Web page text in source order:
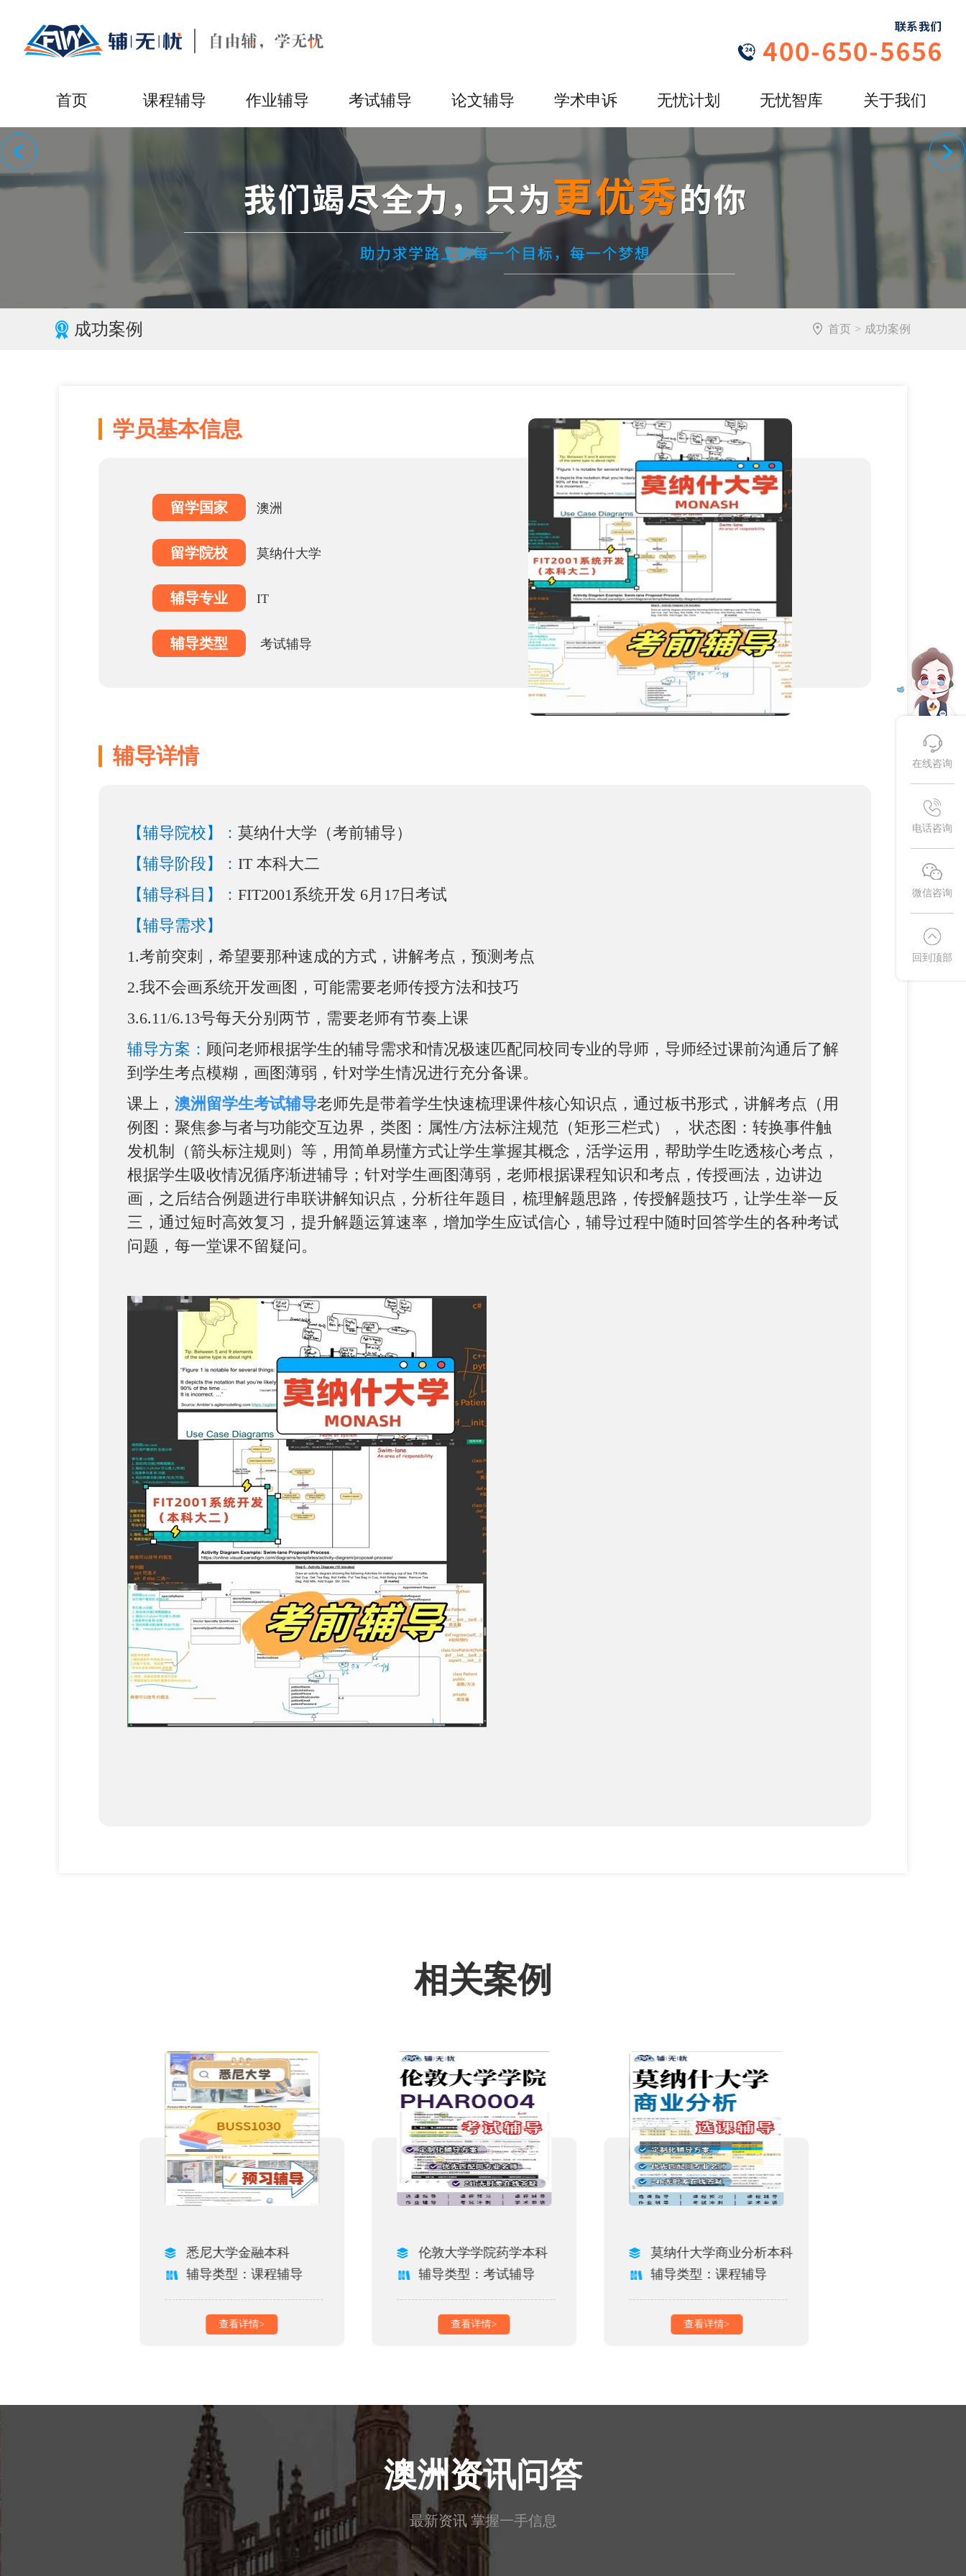
首页 课程辅导 作业辅导 考试辅导 论文辅导 学术申诉 无忧计划 无忧智库 关于我们
首页 > 成功案例
成功案例
学员基本信息
留学国家 澳洲
留学院校 莫纳什大学
辅导专业 IT
辅导类型 考试辅导
辅导详情
【辅导院校】： 莫纳什大学（考前辅导）
【辅导阶段】： IT 本科大二
【辅导科目】： FIT2001系统开发 6月17日考试
【辅导需求】
1.考前突刺，希望要那种速成的方式，讲解考点，预测考点
2.我不会画系统开发画图，可能需要老师传授方法和技巧
3.6.11/6.13号每天分别两节，需要老师有节奏上课
辅导方案： 顾问老师根据学生的辅导需求和情况极速匹配同校同专业的导师，导师经过课前沟通后了解
到学生考点模糊，画图薄弱，针对学生情况进行充分备课。
课上， 澳洲留学生考试辅导老师先是带着学生快速梳理课件核心知识点，通过板书形式，讲解考点（用
例图：聚焦参与者与功能交互边界，类图：属性/方法标注规范（矩形三栏式）， 状态图：转换事件触
发机制（箭头标注规则）等，用简单易懂方式让学生掌握其概念，活学运用，帮助学生吃透核心考点，
根据学生吸收情况循序渐进辅导；针对学生画图薄弱，老师根据课程知识和考点，传授画法，边讲边
画，之后结合例题进行串联讲解知识点，分析往年题目，梳理解题思路，传授解题技巧，让学生举一反
三，通过短时高效复习，提升解题运算速率，增加学生应试信心，辅导过程中随时回答学生的各种考试
问题，每一堂课不留疑问。
相关案例
悉尼大学金融本科
辅导类型：课程辅导
查看详情>
伦敦大学学院药学本科
辅导类型：考试辅导
查看详情>
莫纳什大学商业分析本科
辅导类型：课程辅导
查看详情>
澳洲资讯问答
最新资讯 掌握一手信息
在线咨询
电话咨询
微信咨询
回到顶部